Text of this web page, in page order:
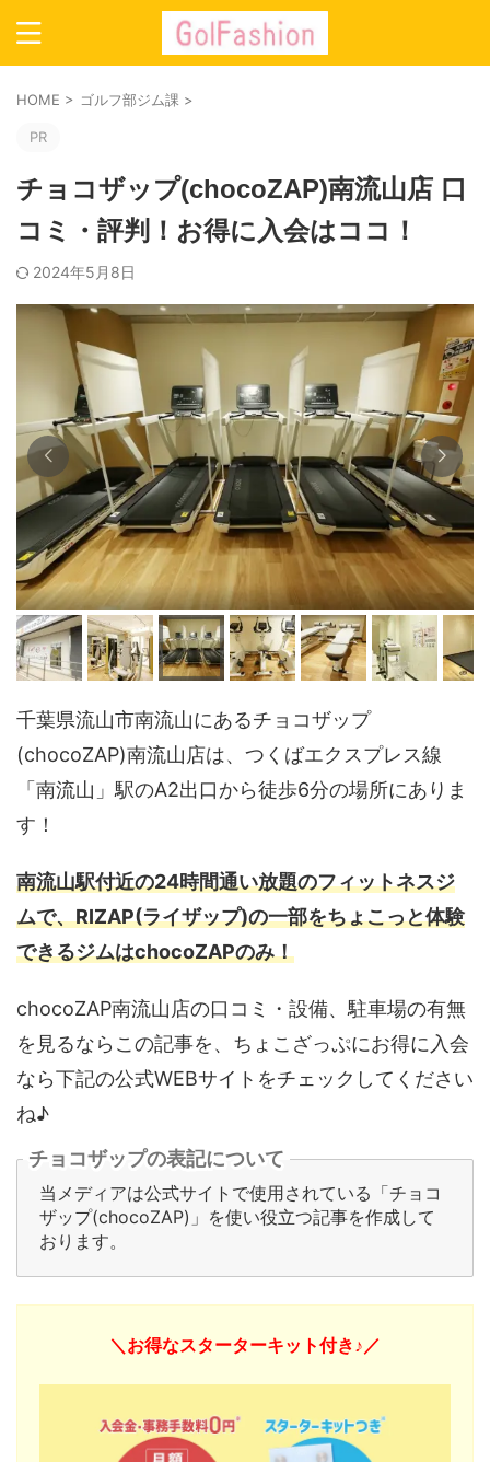
HOME > ゴルフ部ジム課 >
PR
チョコザップ(chocoZAP)南流山店 口
コミ・評判！お得に入会はココ！
2024年5月8日
千葉県流山市南流山にあるチョコザップ
(chocoZAP)南流山店は、つくばエクスプレス線
「南流山」駅のA2出口から徒歩6分の場所にありま
す！
南流山駅付近の24時間通い放題のフィットネスジ
ムで、RIZAP(ライザップ)の一部をちょこっと体験
できるジムはchocoZAPのみ！
chocoZAP南流山店の口コミ・設備、駐車場の有無
を見るならこの記事を、ちょこざっぷにお得に入会
なら下記の公式WEBサイトをチェックしてください
ね♪
チョコザップの表記について
当メディアは公式サイトで使用されている「チョコ
ザップ(chocoZAP)」を使い役立つ記事を作成して
おります。
＼お得なスターターキット付き♪／